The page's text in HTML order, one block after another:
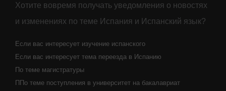
Хотите вовремя получать уведомления о новостях
и изменениях по теме Испания и Испанский язык?
Если вас интересует изучение испанского
Если вас интересует тема переезда в Испанию
По теме магистратуры
ППо теме поступления в университет на бакалавриат